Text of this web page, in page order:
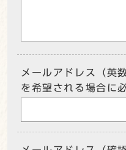
メールアドレス（英
を希望される場合に